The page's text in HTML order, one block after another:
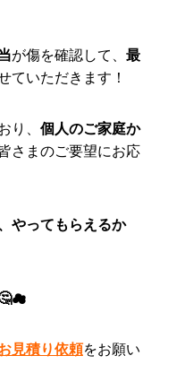
が傷を確認して、 最
ていただきます！
り、 個人のご家庭か
さまのご要望にお応
やってもらえるか
🤔☁
見積り依頼をお願い